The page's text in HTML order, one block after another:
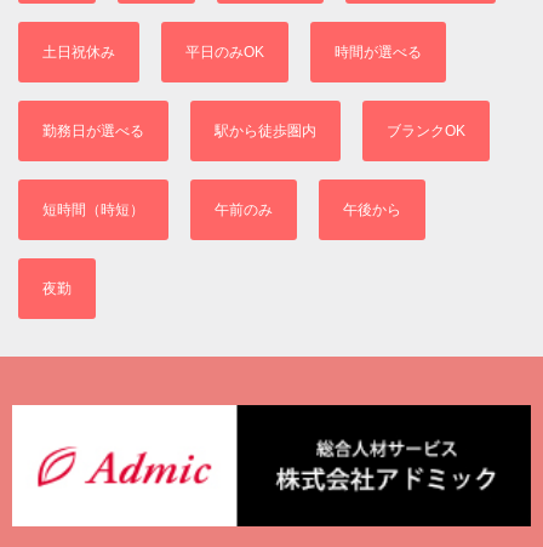
土日祝休み 平日のみOK 時間が選べる
勤務日が選べる 駅から徒歩圏内 ブランクOK
短時間（時短） 午前のみ 午後から
夜勤